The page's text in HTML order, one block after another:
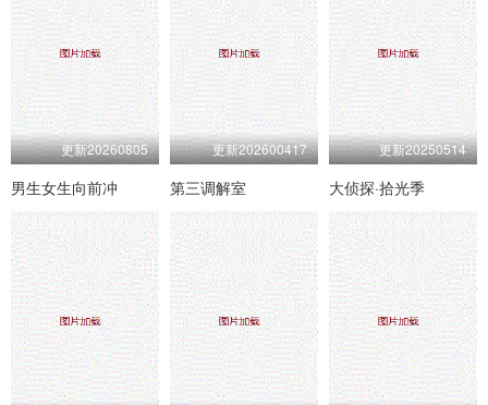
更新20260805
男生女生向前冲
更新202600417
第三调解室
更新20250514
大侦探·拾光季